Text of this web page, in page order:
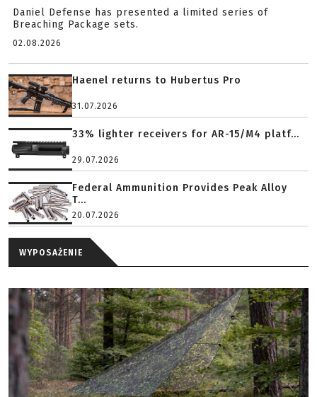
Daniel Defense has presented a limited series of
Breaching Package sets.
02.08.2026
Haenel returns to Hubertus Pro
31.07.2026
33% lighter receivers for AR-15/M4 platf...
29.07.2026
Federal Ammunition Provides Peak Alloy
T...
20.07.2026
WYPOSAŻENIE